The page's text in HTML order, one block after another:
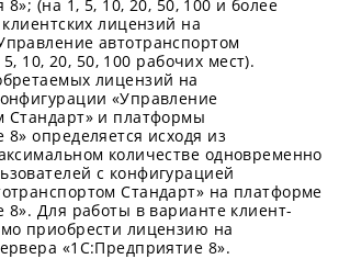
(на 1, 5, 10, 20, 50, 100 и более
лицензий на
автотранспортом
10, 20, 50, 100 рабочих мест).
лицензий на
«Управление
Стандарт» и платформы
определяется исходя из
количестве одновременно
с конфигурацией
Стандарт» на платформе
8». Для работы в варианте клиент-
приобрести лицензию на
«1С:Предприятие 8».